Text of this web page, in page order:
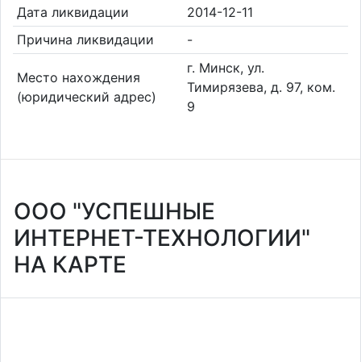
Дата ликвидации
2014-12-11
Причина ликвидации
-
Место нахождения
(юридический адрес)
г. Минск, ул.
Тимирязева, д. 97, ком.
9
ООО "УСПЕШНЫЕ
ИНТЕРНЕТ-ТЕХНОЛОГИИ"
НА КАРТЕ